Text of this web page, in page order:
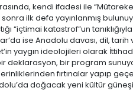
kendi ifadesi ile
ilk defa yayınlanmış
“içtimai katastrof”un
ise Anadolu davası, dil, tarih
yaygın ideolojileri olarak
bir program
fırtınalar yapıp
doğacak yeni kültür